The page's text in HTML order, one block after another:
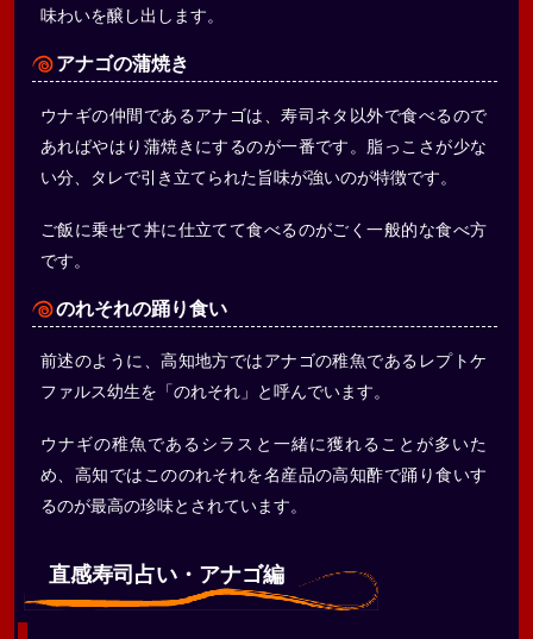
味わいを醸し出します。
アナゴの蒲焼き
ウナギの仲間であるアナゴは、寿司ネタ以外で食べるので
あればやはり蒲焼きにするのが一番です。脂っこさが少な
い分、タレで引き立てられた旨味が強いのが特徴です。
ご飯に乗せて丼に仕立てて食べるのがごく一般的な食べ方
です。
のれそれの踊り食い
前述のように、高知地方ではアナゴの稚魚であるレプトケ
ファルス幼生を「のれそれ」と呼んでいます。
ウナギの稚魚であるシラスと一緒に獲れることが多いた
め、高知ではこののれそれを名産品の高知酢で踊り食いす
るのが最高の珍味とされています。
直感寿司占い・アナゴ編